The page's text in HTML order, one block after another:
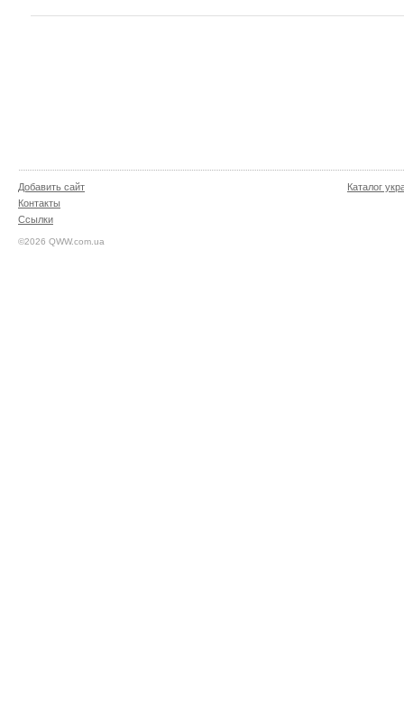
Добавить сайт
Контакты
Ссылки
©2026 QWW.com.ua
Каталог